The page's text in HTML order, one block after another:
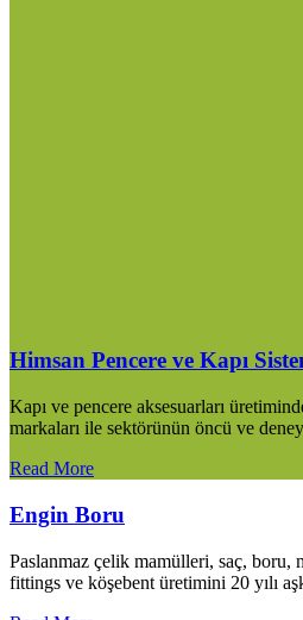
Himsan Pencere ve Kapı
Kapı ve pencere aksesuarları
markaları ile sektörünün öncü ve
Read More
Engin Boru
Paslanmaz çelik mamülleri, saç, boru,
fittings ve köşebent üretimini 20 yılı